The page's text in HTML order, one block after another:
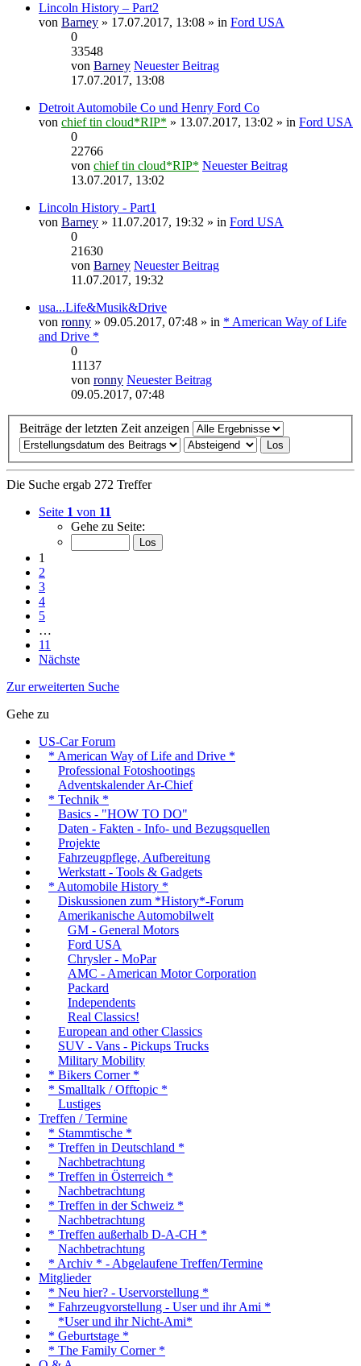
Lincoln History – Part2
von Barney » 17.07.2017, 13:08 » in Ford USA
0
33548
von Barney Neuester Beitrag
17.07.2017, 13:08
Detroit Automobile Co und Henry Ford Co
von chief tin cloud*RIP* » 13.07.2017, 13:02 » in Ford USA
0
22766
von chief tin cloud*RIP* Neuester Beitrag
13.07.2017, 13:02
Lincoln History - Part1
von Barney » 11.07.2017, 19:32 » in Ford USA
0
21630
von Barney Neuester Beitrag
11.07.2017, 19:32
usa...Life&Musik&Drive
von ronny » 09.05.2017, 07:48 » in * American Way of Life
and Drive *
0
11137
von ronny Neuester Beitrag
09.05.2017, 07:48
Beiträge der letzten Zeit anzeigen
Die Suche ergab 272 Treffer
Seite 1 von 11
Gehe zu Seite:
1
2
3
4
5
…
11
Nächste
Zur erweiterten Suche
Gehe zu
US-Car Forum
* American Way of Life and Drive *
Professional Fotoshootings
Adventskalender Ar-Chief
* Technik *
Basics - "HOW TO DO"
Daten - Fakten - Info- und Bezugsquellen
Projekte
Fahrzeugpflege, Aufbereitung
Werkstatt - Tools & Gadgets
* Automobile History *
Diskussionen zum *History*-Forum
Amerikanische Automobilwelt
GM - General Motors
Ford USA
Chrysler - MoPar
AMC - American Motor Corporation
Packard
Independents
Real Classics!
European and other Classics
SUV - Vans - Pickups Trucks
Military Mobility
* Bikers Corner *
* Smalltalk / Offtopic *
Lustiges
Treffen / Termine
* Stammtische *
* Treffen in Deutschland *
Nachbetrachtung
* Treffen in Österreich *
Nachbetrachtung
* Treffen in der Schweiz *
Nachbetrachtung
* Treffen außerhalb D-A-CH *
Nachbetrachtung
* Archiv * - Abgelaufene Treffen/Termine
Mitglieder
* Neu hier? - Uservorstellung *
* Fahrzeugvorstellung - User und ihr Ami *
*User und ihr Nicht-Ami*
* Geburtstage *
* The Family Corner *